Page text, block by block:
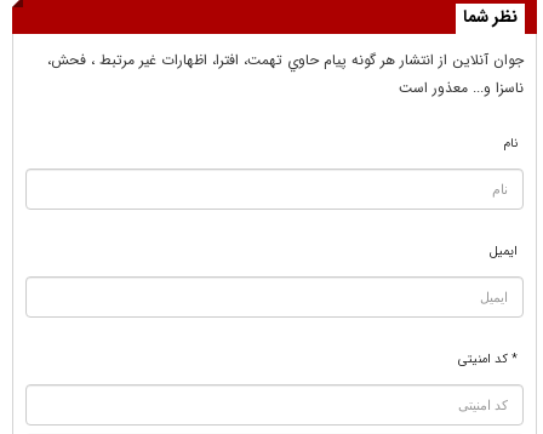
نظر شما
جوان آنلاين از انتشار هر گونه پيام حاوي تهمت، افترا، اظهارات غير مرتبط ، فحش،
ناسزا و... معذور است
نام
ایمیل
* کد امنیتی